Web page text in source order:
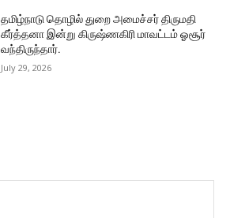
தமிழ்நாடு தொழில் துறை அமைச்சர் திருமதி
கீர்த்தனா இன்று கிருஷ்ணகிரி மாவட்டம் ஓசூர்
வந்திருந்தார்.
July 29, 2026